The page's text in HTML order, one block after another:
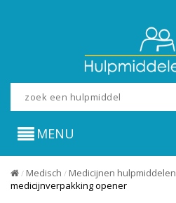
MENU
/ Medisch / Medicijnen hulpmiddelen
medicijnverpakking opener